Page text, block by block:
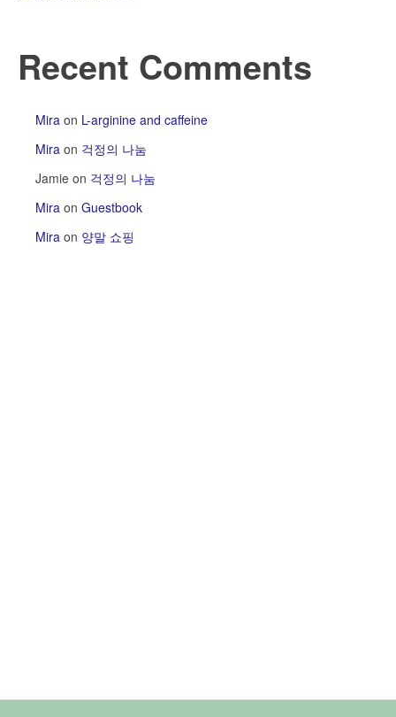
Recent Comments
Mira on L-arginine and caffeine
Mira on 걱정의 나눔
Jamie on 걱정의 나눔
Mira on Guestbook
Mira on 양말 쇼핑